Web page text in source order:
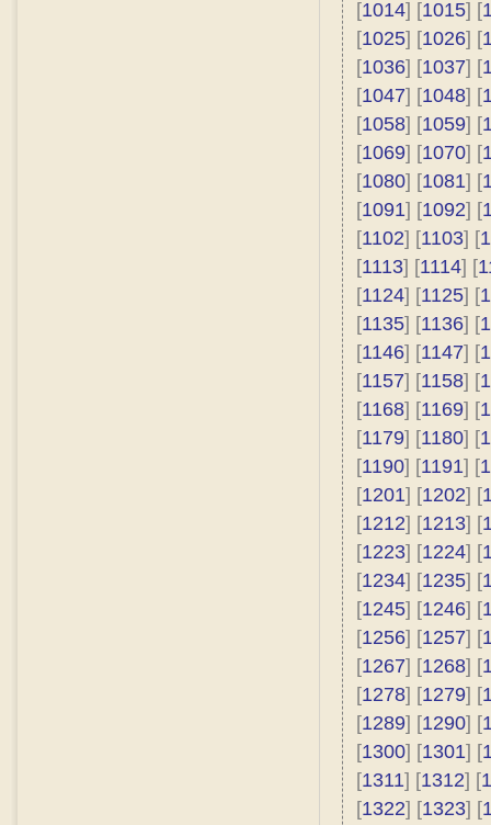
[1014] [1015] [
[1025] [1026] [
[1036] [1037] [
[1047] [1048] [
[1058] [1059] [
[1069] [1070] [
[1080] [1081] [
[1091] [1092] [
[1102] [1103] [
[1113] [1114] [
[1124] [1125] [
[1135] [1136] [
[1146] [1147] [
[1157] [1158] [
[1168] [1169] [
[1179] [1180] [
[1190] [1191] [
[1201] [1202] [
[1212] [1213] [
[1223] [1224] [
[1234] [1235] [
[1245] [1246] [
[1256] [1257] [
[1267] [1268] [
[1278] [1279] [
[1289] [1290] [
[1300] [1301] [
[1311] [1312] [
[1322] [1323] [